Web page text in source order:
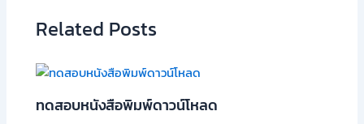
Related Posts
ทดสอบหนังสือพิมพ์ดาวน์โหลด